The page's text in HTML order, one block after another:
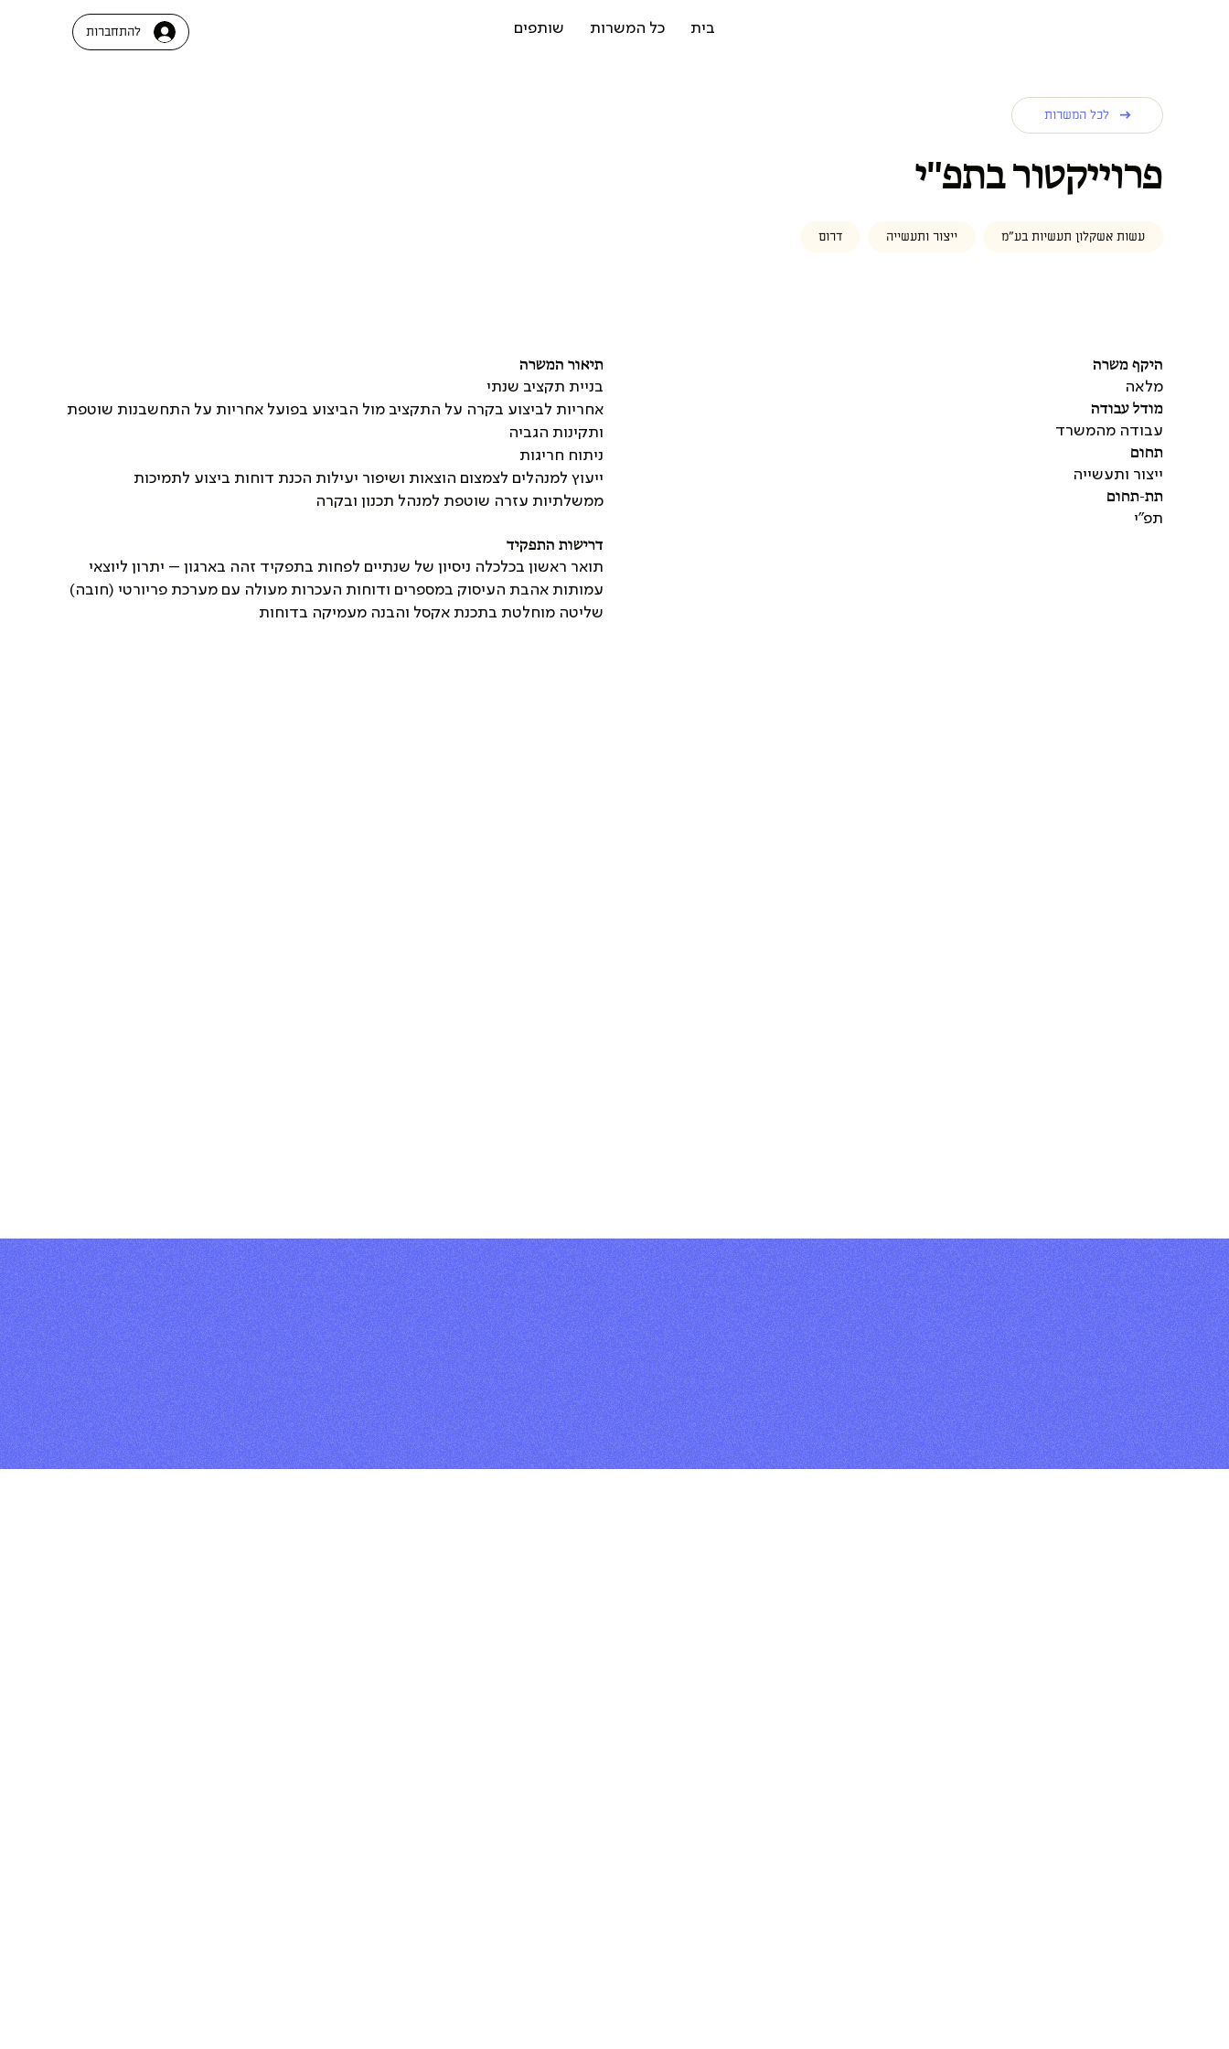
בית כל המשרות שותפים להתחברות
תיאור המשרה
בניית תקציב שנתי
אחריות לביצוע בקרה על התקציב מול הביצוע בפועל אחריות על התחשבנות שוטפת
ותקינות הגביה
ניתוח חריגות
ייעוץ למנהלים לצמצום הוצאות ושיפור יעילות הכנת דוחות ביצוע לתמיכות
ממשלתיות עזרה שוטפת למנהל תכנון ובקרה
דרישות התפקיד
תואר ראשון בכלכלה ניסיון של שנתיים לפחות בתפקיד זהה בארגון – יתרון ליוצאי
עמותות אהבת העיסוק במספרים ודוחות העכרות מעולה עם מערכת פריורטי (חובה)
שליטה מוחלטת בתכנת אקסל והבנה מעמיקה בדוחות
לכל המשרות
פרוייקטור בתפ"י
עשות אשקלון תעשיות בע"מ ייצור ותעשייה דרום
היקף משרה
מלאה
מודל עבודה
עבודה מהמשרד
תחום
ייצור ותעשייה
תת-תחום
תפ"י